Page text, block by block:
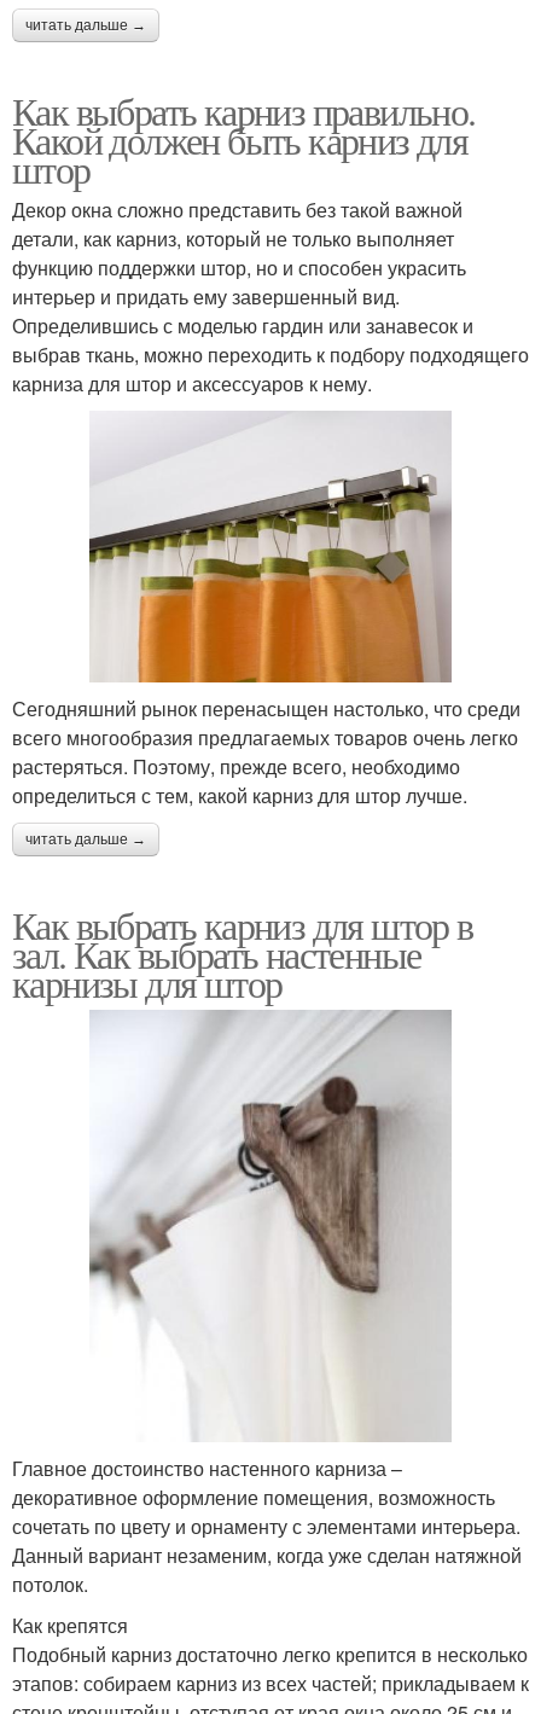
читать дальше →
Как выбрать карниз правильно.
Какой должен быть карниз для
штор
Декор окна сложно представить без такой важной
детали, как карниз, который не только выполняет
функцию поддержки штор, но и способен украсить
интерьер и придать ему завершенный вид.
Определившись с моделью гардин или занавесок и
выбрав ткань, можно переходить к подбору подходящего
карниза для штор и аксессуаров к нему.
Сегодняшний рынок перенасыщен настолько, что среди
всего многообразия предлагаемых товаров очень легко
растеряться. Поэтому, прежде всего, необходимо
определиться с тем, какой карниз для штор лучше.
читать дальше →
Как выбрать карниз для штор в
зал. Как выбрать настенные
карнизы для штор
Главное достоинство настенного карниза –
декоративное оформление помещения, возможность
сочетать по цвету и орнаменту с элементами интерьера.
Данный вариант незаменим, когда уже сделан натяжной
потолок.
Как крепятся
Подобный карниз достаточно легко крепится в несколько
этапов: собираем карниз из всех частей; прикладываем к